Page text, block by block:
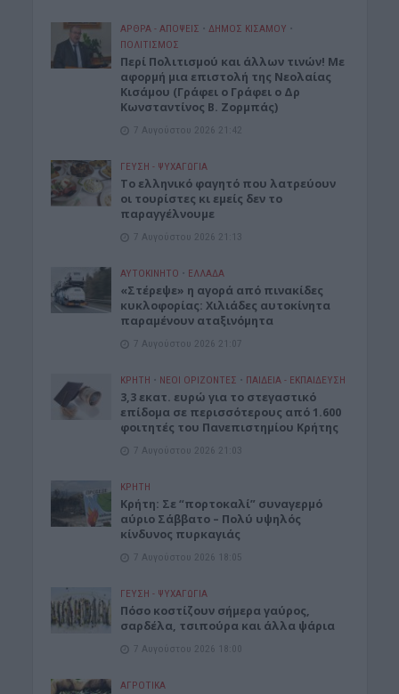
ΑΡΘΡΑ - ΑΠΟΨΕΙΣ • ΔΉΜΟΣ ΚΙΣΆΜΟΥ •
ΠΟΛΙΤΙΣΜΟΣ
Περί Πολιτισμού και άλλων τινών! Mε
αφορμή μια επιστολή της Νεολαίας
Κισάμου (Γράφει ο Γράφει ο Δρ
Κωνσταντίνος Β. Ζορμπάς)
7 Αυγούστου 2026 21:42
ΓΕΎΣΗ - ΨΥΧΑΓΩΓΊΑ
Το ελληνικό φαγητό που λατρεύουν
οι τουρίστες κι εμείς δεν το
παραγγέλνουμε
7 Αυγούστου 2026 21:13
ΑΥΤΟΚΙΝΗΤΟ • ΕΛΛΑΔΑ
«Στέρεψε» η αγορά από πινακίδες
κυκλοφορίας: Χιλιάδες αυτοκίνητα
παραμένουν αταξινόμητα
7 Αυγούστου 2026 21:07
ΚΡΗΤΗ • ΝΕΟΙ ΟΡΙΖΟΝΤΕΣ • ΠΑΙΔΕΙΑ - ΕΚΠΑΙΔΕΥΣΗ
3,3 εκατ. ευρώ για το στεγαστικό
επίδομα σε περισσότερους από 1.600
φοιτητές του Πανεπιστημίου Κρήτης
7 Αυγούστου 2026 21:03
ΚΡΗΤΗ
Κρήτη: Σε “πορτοκαλί” συναγερμό
αύριο Σάββατο – Πολύ υψηλός
κίνδυνος πυρκαγιάς
7 Αυγούστου 2026 18:05
ΓΕΎΣΗ - ΨΥΧΑΓΩΓΊΑ
Πόσο κοστίζουν σήμερα γαύρος,
σαρδέλα, τσιπούρα και άλλα ψάρια
7 Αυγούστου 2026 18:00
ΑΓΡΟΤΙΚΑ